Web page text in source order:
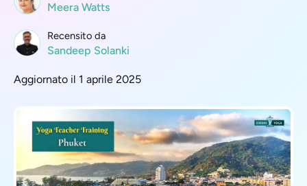
Meera Watts
Recensito da
Sandeep Solanki
Aggiornato il 1 aprile 2025